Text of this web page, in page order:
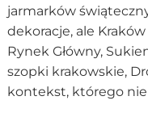
jarmarków
dekoracje, ale
Rynek Główny,
szopki krakowskie,
kontekst, którego nie